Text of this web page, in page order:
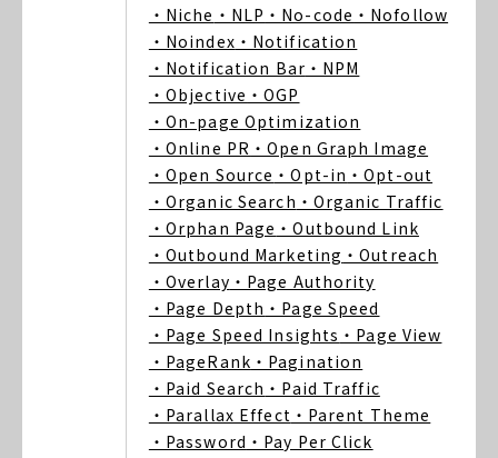
・Niche ・NLP ・No-code ・Nofollow
・Noindex ・Notification
・Notification Bar ・NPM
・Objective ・OGP
・On-page Optimization
・Online PR ・Open Graph Image
・Open Source ・Opt-in ・Opt-out
・Organic Search ・Organic Traffic
・Orphan Page ・Outbound Link
・Outbound Marketing ・Outreach
・Overlay ・Page Authority
・Page Depth ・Page Speed
・Page Speed Insights ・Page View
・PageRank ・Pagination
・Paid Search ・Paid Traffic
・Parallax Effect ・Parent Theme
・Password ・Pay Per Click